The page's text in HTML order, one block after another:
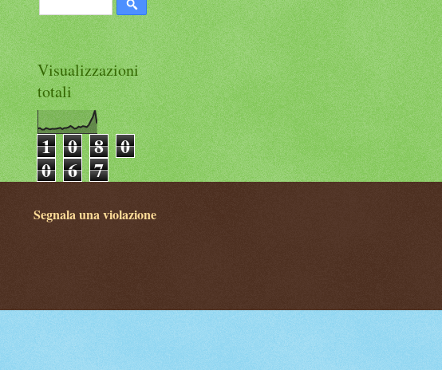
Visualizzazioni
totali
1 0 8 0
0 6 7
Segnala una violazione